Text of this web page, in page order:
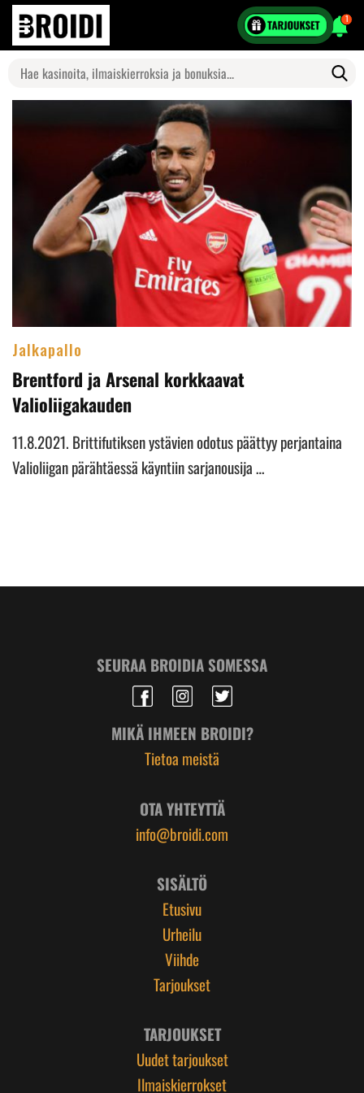
1
Search
for:
Jalkapallo
Brentford ja Arsenal korkkaavat
Valioliigakauden
11.8.2021. Brittifutiksen ystävien odotus päättyy perjantaina
Valioliigan pärähtäessä käyntiin sarjanousija …
SEURAA BROIDIA SOMESSA
MIKÄ IHMEEN BROIDI?
Tietoa meistä
OTA YHTEYTTÄ
info@broidi.com
SISÄLTÖ
Etusivu
Urheilu
Viihde
Tarjoukset
TARJOUKSET
Uudet tarjoukset
Ilmaiskierrokset